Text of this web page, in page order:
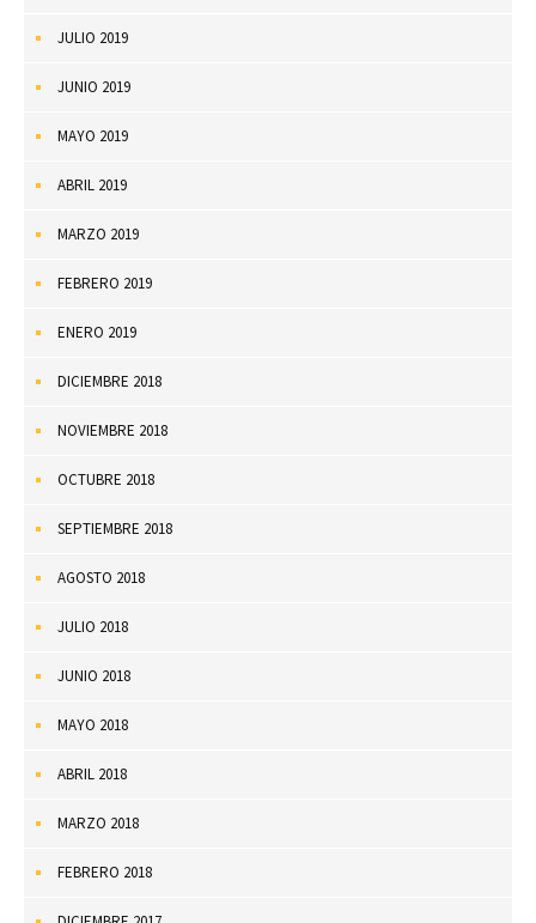
JULIO 2019
JUNIO 2019
MAYO 2019
ABRIL 2019
MARZO 2019
FEBRERO 2019
ENERO 2019
DICIEMBRE 2018
NOVIEMBRE 2018
OCTUBRE 2018
SEPTIEMBRE 2018
AGOSTO 2018
JULIO 2018
JUNIO 2018
MAYO 2018
ABRIL 2018
MARZO 2018
FEBRERO 2018